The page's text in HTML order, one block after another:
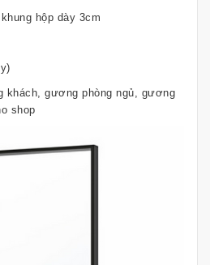
hộp dày 3cm
khách, gương phòng ngủ, gương
shop